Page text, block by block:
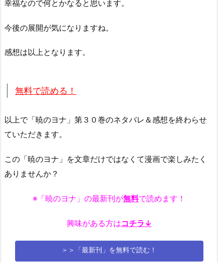
幸福なので何とかなると思います。
今後の展開が気になりますね。
感想は以上となります。
無料で読める！
以上で「暁のヨナ」第３０巻のネタバレ＆感想を終わらせ
ていただきます。
この「暁のヨナ」を文章だけではなくて漫画で楽しみたく
ありませんか？
※「暁のヨナ」の最新刊が無料で読めます！
興味がある方はコチラ↓
＞＞「最新刊」を無料で読む！